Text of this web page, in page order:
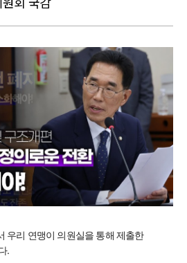
우리 연맹이 의원실을 통해 제출한
.